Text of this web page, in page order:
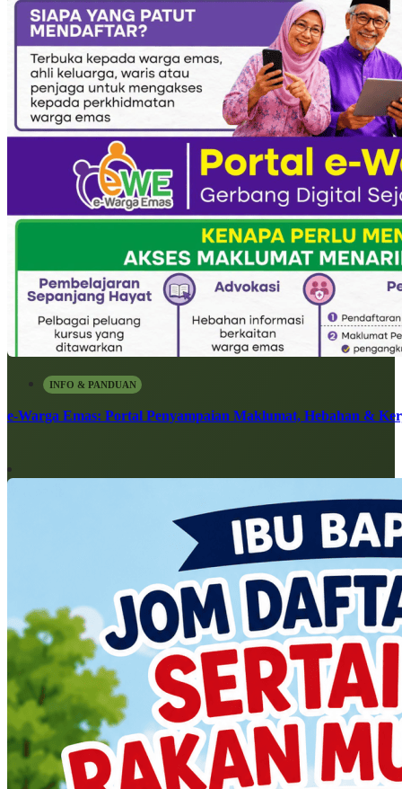
INFO & PANDUAN
e-Warga Emas: Portal Penyampaian Maklumat, Hebahan &